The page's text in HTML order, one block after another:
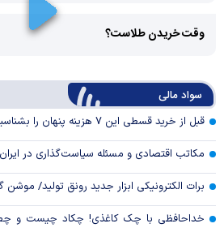
وقت خریدن طلاست؟
سواد مالی
قبل از خرید قسطی این ۷ هزینه پنهان را بشناسید
مکاتب اقتصادی و مسئله سیاست‌گذاری در ایران
برات الکترونیکی ابزار جدید رونق تولید/ موشن
خداحافظی با چک کاغذی! چکاد چیست و